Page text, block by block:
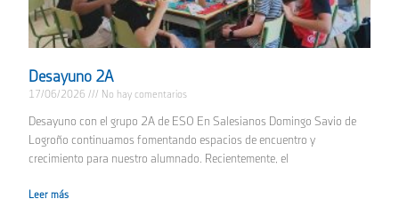
Desayuno 2A
17/06/2026 No hay comentarios
Desayuno con el grupo 2A de ESO En Salesianos Domingo Savio de
Logroño continuamos fomentando espacios de encuentro y
crecimiento para nuestro alumnado. Recientemente, el
Leer más